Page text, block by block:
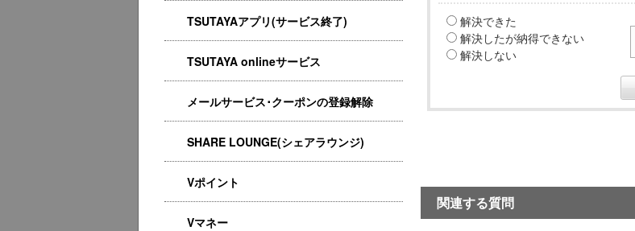
TSUTAYAアプリ(サービス終了)
TSUTAYA onlineサービス
メールサービス･クーポンの登録解除
SHARE LOUNGE(シェアラウンジ)
Vポイント
Vマネー
解決できた
解決したが納得できない
解決しない
関連する質問